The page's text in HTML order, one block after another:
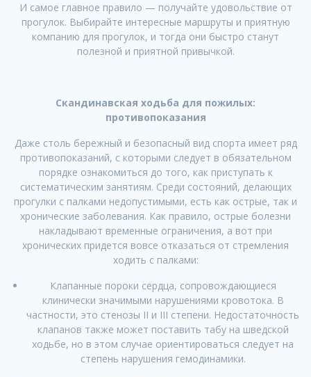
И самое главное правило — получайте удовольствие от
прогулок. Выбирайте интересные маршруты и приятную
компанию для прогулок, и тогда они быстро станут
полезной и приятной привычкой.
Скандинавская ходьба для пожилых:
противопоказания
Даже столь бережный и безопасный вид спорта имеет ряд
противопоказаний, с которыми следует в обязательном
порядке ознакомиться до того, как приступать к
систематическим занятиям. Среди состояний, делающих
прогулки с палками недопустимыми, есть как острые, так и
хронические заболевания. Как правило, острые болезни
накладывают временные ограничения, а вот при
хронических придется вовсе отказаться от стремления
ходить с палками:
Клапанные пороки сердца, сопровождающиеся
клинически значимыми нарушениями кровотока. В
частности, это стенозы II и III степени. Недостаточность
клапанов также может поставить табу на шведской
ходьбе, но в этом случае ориентироваться следует на
степень нарушения гемодинамики.